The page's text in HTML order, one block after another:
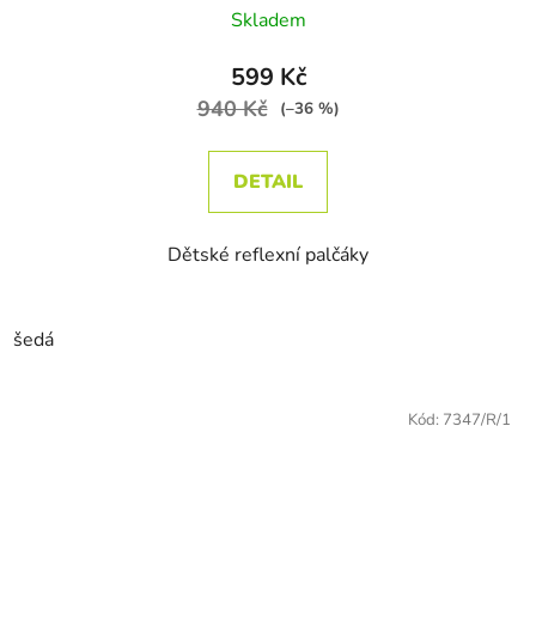
Skladem
599 Kč
940 Kč (–36 %)
DETAIL
Dětské reflexní palčáky
šedá
Kód: 7347/R/1